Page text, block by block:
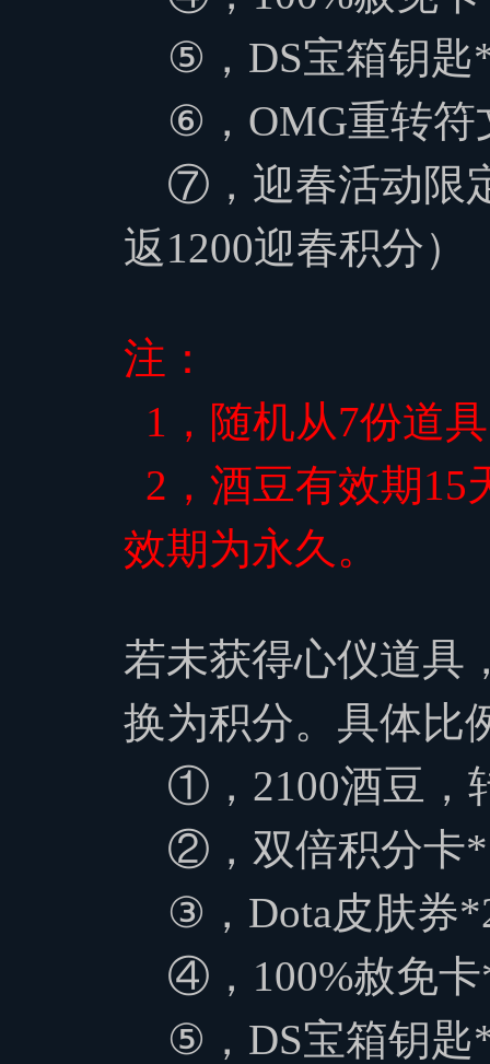
⑤， DS宝箱钥匙
⑥， OMG重转
⑦， 迎春活动限
返1200迎春积分）
注：
1，随机从7份道
2， 酒豆有效期15
效期为永久。
若未获得心仪道具
换为积分。具体比
①，2100酒豆，
②，双倍积分卡
③， Dota皮肤券
④， 100%赦免
⑤， DS宝箱钥匙